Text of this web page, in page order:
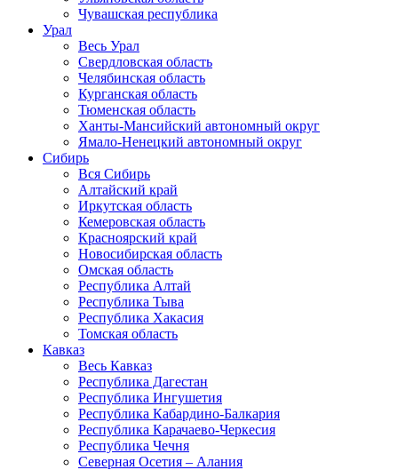
Чувашская республика
Урал
Весь Урал
Свердловская область
Челябинская область
Курганская область
Тюменская область
Ханты-Мансийский автономный округ
Ямало-Ненецкий автономный округ
Сибирь
Вся Сибирь
Алтайский край
Иркутская область
Кемеровская область
Красноярский край
Новосибирская область
Омская область
Республика Алтай
Республика Тыва
Республика Хакасия
Томская область
Кавказ
Весь Кавказ
Республика Дагестан
Республика Ингушетия
Республика Кабардино-Балкария
Республика Карачаево-Черкесия
Республика Чечня
Северная Осетия – Алания